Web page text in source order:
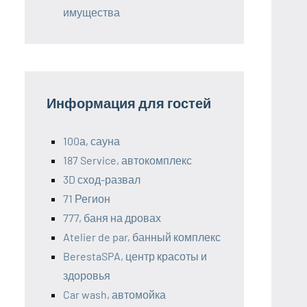
имущества
Информация для гостей
100а, сауна
187 Service, автокомплекс
3D сход-развал
71 Регион
777, баня на дровах
Atelier de par, банный комплекс
BerestaSPA, центр красоты и
здоровья
Car wash, автомойка